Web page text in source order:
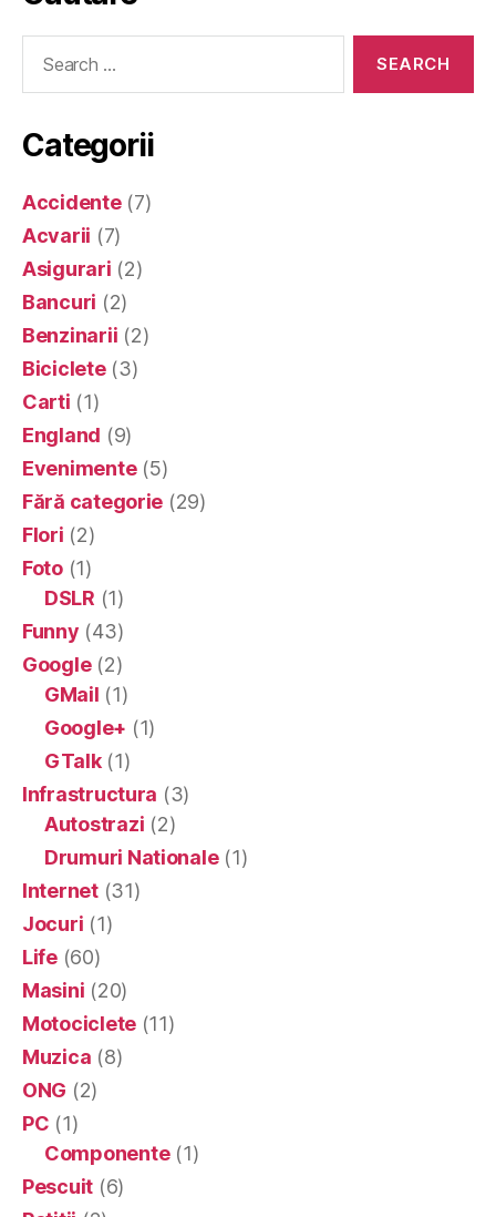
Categorii
Accidente(7)
Acvarii (7)
Asigurari (2)
Bancuri (2)
Benzinarii (2)
Biciclete(3)
Carti (1)
England (9)
Evenimente(5)
Fără categorie (29)
Flori (2)
Foto(1)
DSLR (1)
Funny (43)
Google(2)
GMail (1)
Google+ (1)
GTalk(1)
Infrastructura (3)
Autostrazi (2)
Drumuri Nationale(1)
Internet(31)
Jocuri (1)
Life(60)
Masini (20)
Motociclete (11)
Muzica (8)
ONG (2)
PC (1)
Componente(1)
Pescuit (6)